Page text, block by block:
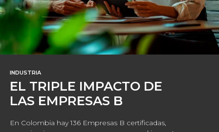
INDUSTRIA
EL TRIPLE IMPACTO DE
LAS EMPRESAS B
En Colombia hay 136 Empresas B certificadas,